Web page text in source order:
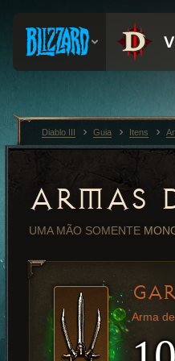
ARMAS
UMA MÃO SOMENTE
Arma
Diablo III Guia Itens